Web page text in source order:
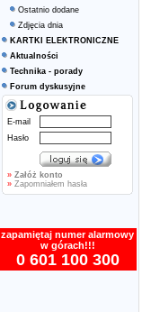
Ostatnio dodane
Zdjęcia dnia
KARTKI ELEKTRONICZNE
Aktualności
Technika - porady
Forum dyskusyjne
E-mail
Hasło
» Załóż konto
» Zapomniałem hasła
zapamiętaj numer alarmowy
w górach!!!
0 601 100 300